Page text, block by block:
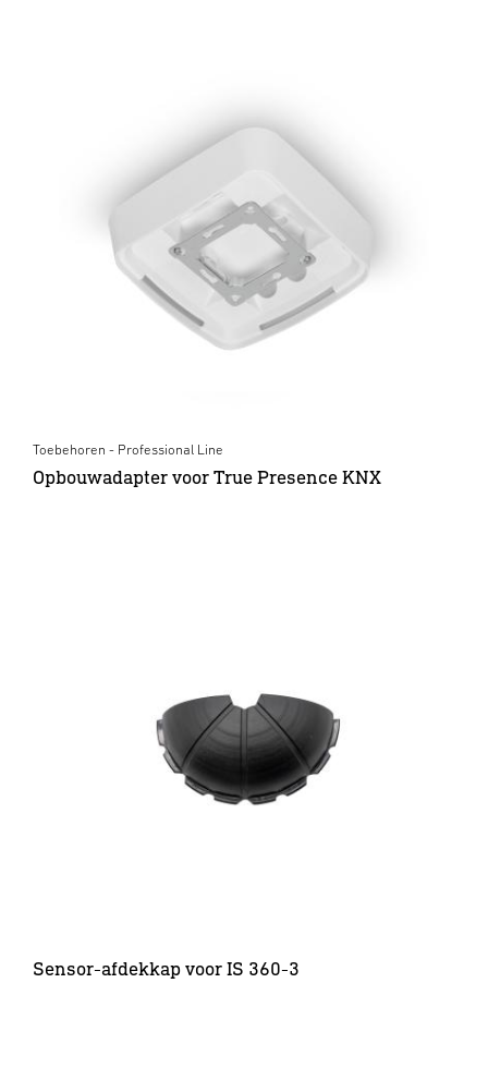
Toebehoren - Professional Line
Opbouwadapter voor True Presence KNX
Sensor-afdekkap voor IS 360-3